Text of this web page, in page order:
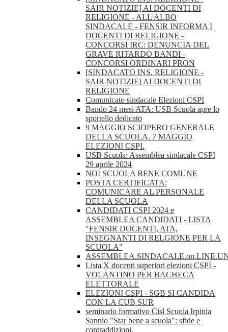
SAIR NOTIZIE] AI DOCENTI DI
RELIGIONE - ALL'ALBO
SINDACALE - FENSIR INFORMA I
DOCENTI DI RELIGIONE -
CONCORSI IRC: DENUNCIA DEL
GRAVE RITARDO BANDI -
CONCORSI ORDINARI PRON
[SINDACATO INS. RELIGIONE -
SAIR NOTIZIE] AI DOCENTI DI
RELIGIONE
Comunicato sindacale Elezioni CSPI
Bando 24 mesi ATA: USB Scuola apre lo
sportello dedicato
9 MAGGIO SCIOPERO GENERALE
DELLA SCUOLA. 7 MAGGIO
ELEZIONI CSPI.
USB Scuola: Assemblea sindacale CSPI
29 aprile 2024
NOI SCUOLA BENE COMUNE
POSTA CERTIFICATA:
COMUNICARE AL PERSONALE
DELLA SCUOLA
CANDIDATI CSPI 2024 e
ASSEMBLEA CANDIDATI - LISTA
"FENSIR DOCENTI, ATA,
INSEGNANTI DI RELGIONE PER LA
SCUOLA"
Lista X docenti superiori elezioni CSPI -
VOLANTINO PER BACHECA
ELETTORALE
ELEZIONI CSPI - SGB SI CANDIDA
CON LA CUB SUR
seminario formativo Cisl Scuola Irpinia
Sannio "Star bene a scuola": sfide e
contraddizioni.